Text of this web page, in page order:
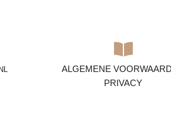
ALGEMENE
PRIVACY